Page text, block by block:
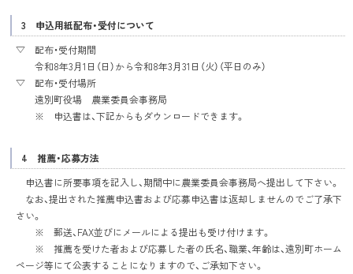
3 申込用紙配布・受付について
▽ 配布・受付期間
令和8年3月1日（日）から令和8年3月31日（火）（平日のみ）
▽ 配布・受付場所
遠別町役場 農業委員会事務局
※ 申込書は、下記からもダウンロードできます。
4 推薦・応募方法
申込書に所要事項を記入し、期間中に農業委員会事務局へ提出して下さい。
なお、提出された推薦申込書および応募申込書は返却しませんのでご了承下
さい。
※ 郵送、FAX並びにメールによる提出も受け付けます。
※ 推薦を受けた者および応募した者の氏名、職業、年齢は、遠別町ホーム
ページ等にて公表することになりますので、ご承知下さい。